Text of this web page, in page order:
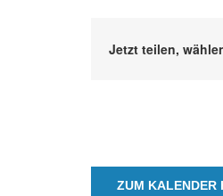
Jetzt teilen,
ZUM KALENDER